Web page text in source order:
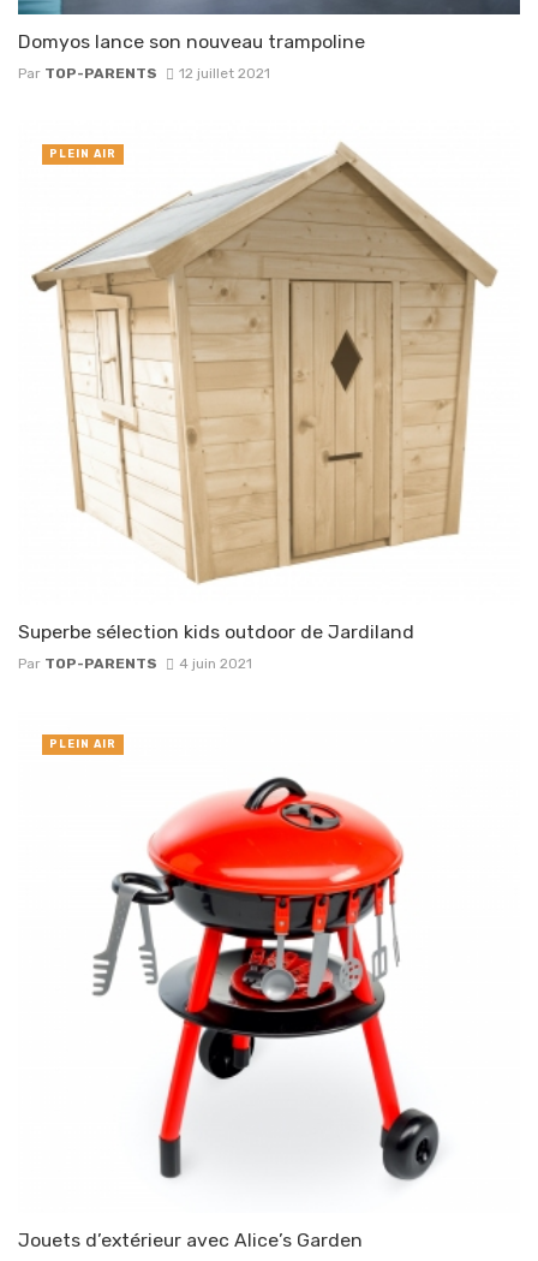
Domyos lance son nouveau trampoline
Par TOP-PARENTS 12 juillet 2021
Superbe sélection kids outdoor de Jardiland
Par TOP-PARENTS 4 juin 2021
PLEIN AIR
Jouets d’extérieur avec Alice’s Garden
PLEIN AIR